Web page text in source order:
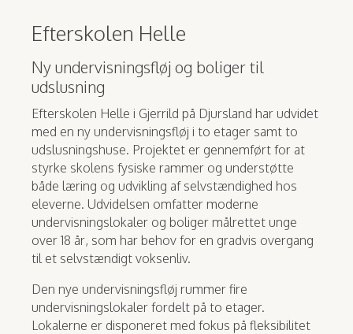
Efterskolen Helle
Ny undervisningsfløj og boliger til
udslusning
Efterskolen Helle i Gjerrild på Djursland har udvidet
med en ny undervisningsfløj i to etager samt to
udslusningshuse. Projektet er gennemført for at
styrke skolens fysiske rammer og understøtte
både læring og udvikling af selvstændighed hos
eleverne. Udvidelsen omfatter moderne
undervisningslokaler og boliger målrettet unge
over 18 år, som har behov for en gradvis overgang
til et selvstændigt voksenliv.
Den nye undervisningsfløj rummer fire
undervisningslokaler fordelt på to etager.
Lokalerne er disponeret med fokus på fleksibilitet